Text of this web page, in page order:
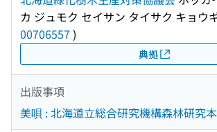
カ ジュモク セイサン タイサク キョウ
00706557 )
典拠
出版事項
美唄 : 北海道立総合研究機構森林研究